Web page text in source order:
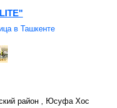
в Ташкенте
район , Юсуфа Хос